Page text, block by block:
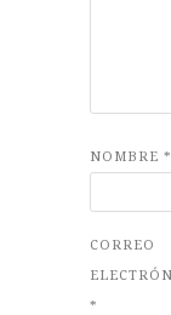
NOMBRE *
CORREO
*